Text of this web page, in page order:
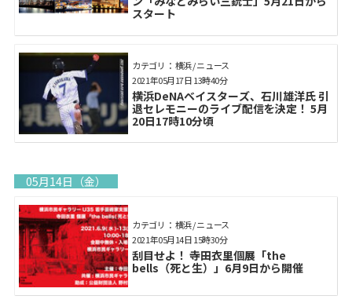
スタート
カテゴリ： 横浜 / ニュース
横浜DeNAベイスターズ、石川雄洋氏 引
退セレモニーのライブ配信を決定！ 5月
20日17時10分頃
2021年05月17日 13時40分
05月14日（金）
カテゴリ： 横浜 / ニュース
刮目せよ！ 寺田衣里個展「the
bells（死と生）」6月9日から開催
2021年05月14日 15時30分